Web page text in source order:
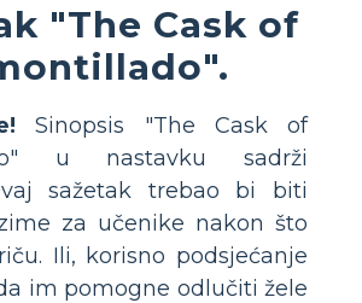
"The Cask of
Sinopsis "The Cask of
u nastavku sadrži
sažetak trebao bi biti
za učenike nakon što
Ili, korisno podsjećanje
im pomogne odlučiti žele